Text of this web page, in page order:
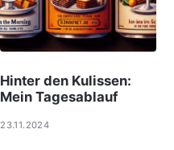
Hinter den Kulissen:
Mein Tagesablauf
23.11.2024